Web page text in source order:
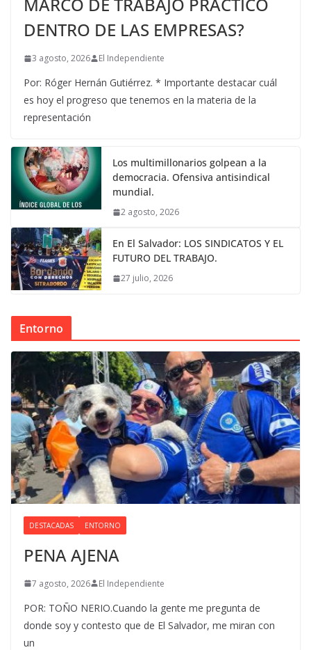
MARCO DE TRABAJO PRÁCTICO
DENTRO DE LAS EMPRESAS?
3 agosto, 2026 El Independiente
Por: Róger Hernán Gutiérrez. * Importante destacar cuál
es hoy el progreso que tenemos en la materia de la
representación
Los multimillonarios golpean a la
democracia. Ofensiva antisindical
mundial.
2 agosto, 2026
En El Salvador: LOS SINDICATOS Y EL
FUTURO DEL TRABAJO.
27 julio, 2026
Entorno
DESTACADAS ENTORNO
PENA AJENA
7 agosto, 2026 El Independiente
POR: TOÑO NERIO.Cuando la gente me pregunta de
donde soy y contesto que de El Salvador, me miran con
un